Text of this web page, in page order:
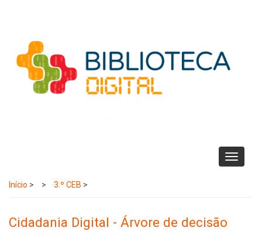
conteúdo
principal
Toggle
Início > 3.º CEB >
Cidadania Digital - Árvore de decisão